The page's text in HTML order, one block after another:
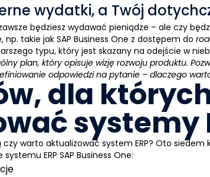
wydatki, a Twój
będziesz wydawać pieniądze – ale czy
np. takie jakSAP Business One z dostępem do
typu, który jest skazany na odejście w
plan, który opisuje wizję rozwoju produktu.
odpowiedzi na pytanie – dlaczego
dla
systemy
czy warto aktualizować system ERP? Oto siedem
systemu ERP SAP Business One: